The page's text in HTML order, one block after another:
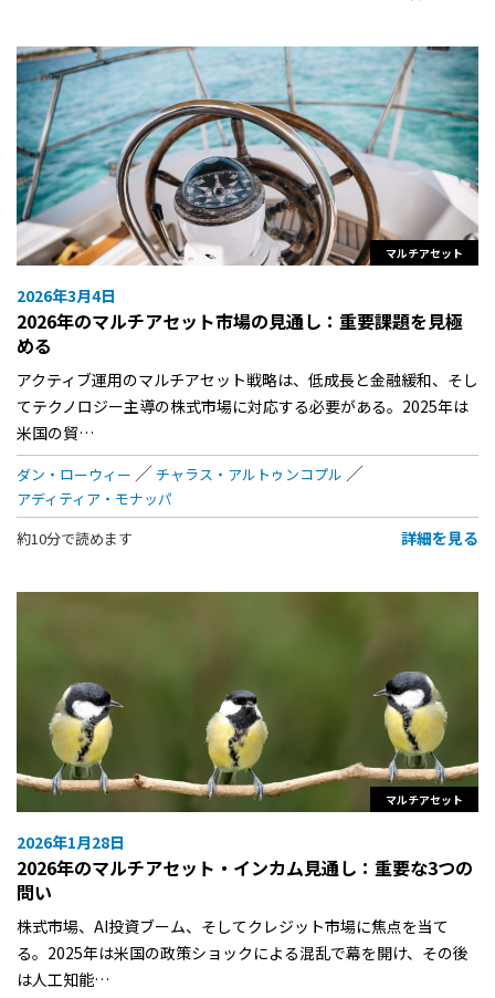
マルチアセット
2026年3月4日
2026年のマルチアセット市場の見通し：重要課題を見極
める
アクティブ運用のマルチアセット戦略は、低成長と金融緩和、そし
てテクノロジー主導の株式市場に対応する必要がある。2025年は
米国の貿…
ダン・ローウィー
チャラス・アルトゥンコプル
アディティア・モナッパ
約10分で読めます
詳細を見る
マルチアセット
2026年1月28日
2026年のマルチアセット・インカム見通し：重要な3つの
問い
株式市場、AI投資ブーム、そしてクレジット市場に焦点を当て
る。2025年は米国の政策ショックによる混乱で幕を開け、その後
は人工知能…